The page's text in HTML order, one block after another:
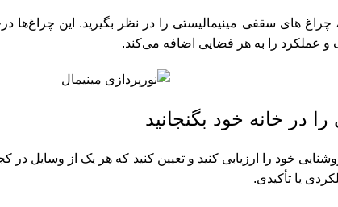
های سقفی مینیمالیستی را در نظر بگیرید. این چراغ‌ها
و عملکرد را به هر فضایی اضافه می‌کند.
در خانه خود بگنجانید
خود را ارزیابی کنید و تعیین کنید که هر یک از وسایل
یا تأکیدی.